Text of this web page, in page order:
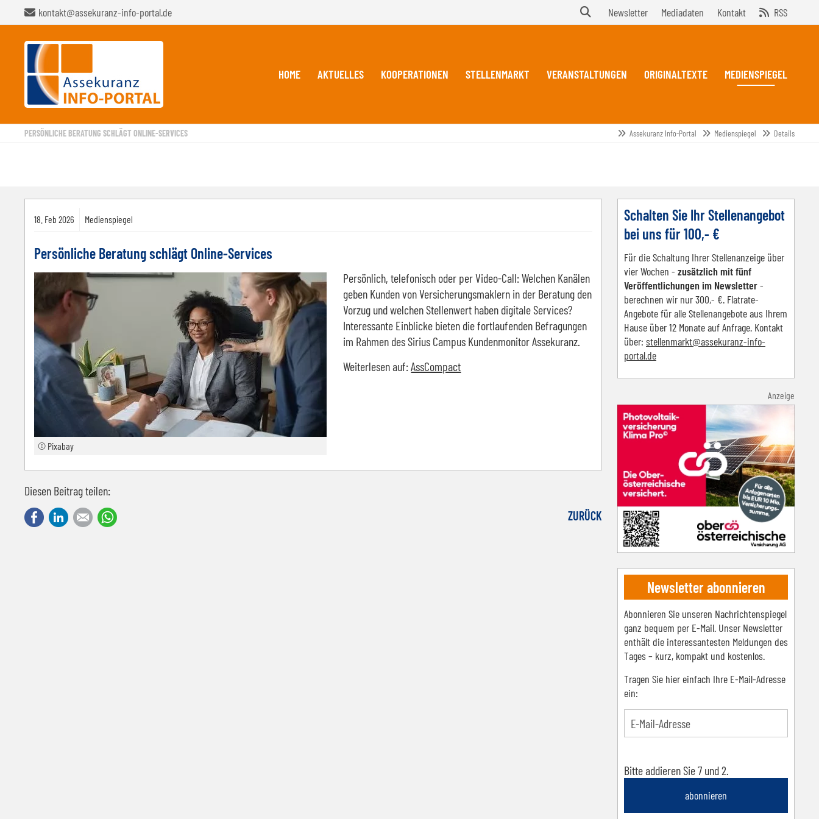
kontakt@assekuranz-info-portal.de Newsletter Mediadaten Kontakt RSS
HOME AKTUELLES KOOPERATIONEN STELLENMARKT VERANSTALTUNGEN ORIGINALTEXTE MEDIENSPIEGEL
PERSÖNLICHE BERATUNG SCHLÄGT ONLINE-SERVICES Assekuranz Info-Portal Medienspiegel Details
18. Feb 2026 Medienspiegel
Persönliche Beratung schlägt Online-Services
© Pixabay
Persönlich, telefonisch oder per Video-Call: Welchen Kanälen
geben Kunden von Versicherungsmaklern in der Beratung den
Vorzug und welchen Stellenwert haben digitale Services?
Interessante Einblicke bieten die fortlaufenden Befragungen
im Rahmen des Sirius Campus Kundenmonitor Assekuranz.
Weiterlesen auf:AssCompact
Diesen Beitrag teilen:
FacebookLinkedInE-mail ZURÜCK
Schalten Sie Ihr Stellenangebot
bei uns für 100,- €
Für die Schaltung Ihrer Stellenanzeige über
vier Wochen - zusätzlich mit fünf
Veröffentlichungen im Newsletter-
berechnen wir nur 300,- €. Flatrate-
Angebote für alle Stellenangebote aus Ihrem
Hause über 12 Monate auf Anfrage. Kontakt
über: stellenmarkt@assekuranz-info-
portal.de
Anzeige
Newsletter abonnieren
Abonnieren Sie unseren Nachrichtenspiegel
ganz bequem per E-Mail. Unser Newsletter
enthält die interessantesten Meldungen des
Tages – kurz, kompakt und kostenlos.
Tragen Sie hier einfach Ihre E-Mail-Adresse
ein:
Bitte addieren Sie 7 und 2.
abonnieren